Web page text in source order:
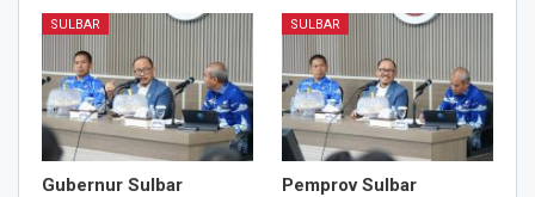
SULBAR
Gubernur Sulbar
SULBAR
Pemprov Sulbar